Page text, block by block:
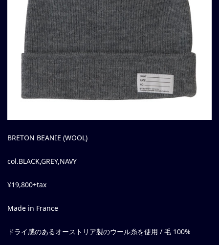
BRETON BEANIE (WOOL)
col.BLACK,GREY,NAVY
¥19,800+tax
Made in France
ドライ感のあるオーストリア製のウール糸を使用 / 毛 100%